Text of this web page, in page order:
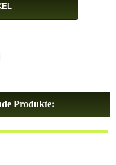
Produkte: